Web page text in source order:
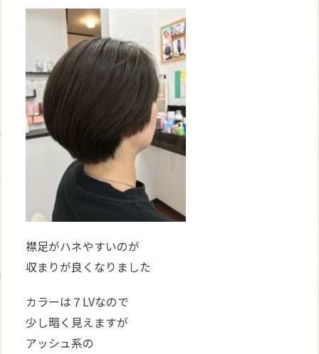
襟足がハネやすいのが
収まりが良くなりました
カラーは７LVなので
少し暗く見えますが
アッシュ系の